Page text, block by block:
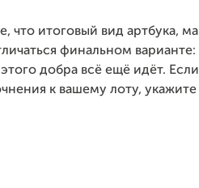
что итоговый вид артбука,
финальном варианте:
добра всё ещё идёт. Если
к вашему лоту, укажите